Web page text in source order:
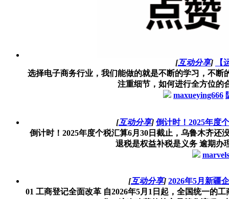
[互动分享]
【
选择电子商务行业，我们能做的就是不断的学习，不
注重细节，如何进行全方位的
maxueying666
[互动分享] 倒计时！2025年度
倒计时！2025年度个税汇算6月30日截止，乌鲁木齐还
退税是权益补税是义务 逾期办
[互动分享] 2026年5月新疆
01 工商登记全面改革 自2026年5月1日起，全国统一的